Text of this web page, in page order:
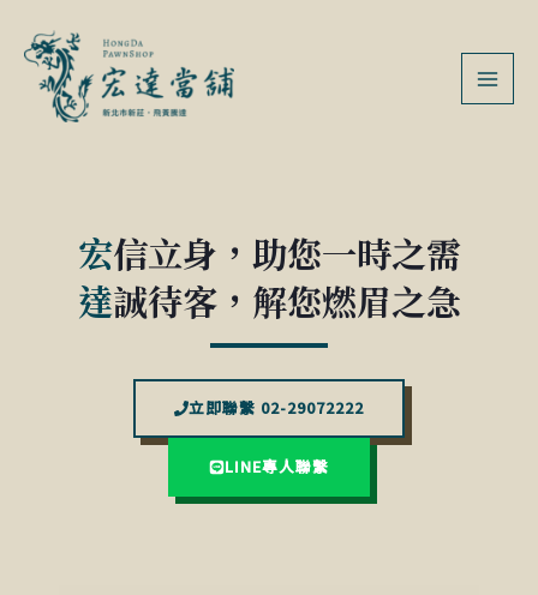
宏信立身，助您一時之需
達誠待客，解您燃眉之急
立即聯繫 02-29072222
LINE專人聯繫